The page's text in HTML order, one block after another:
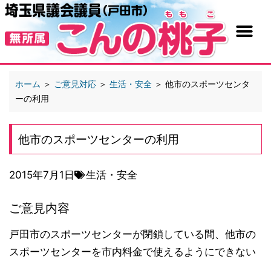
ホーム ＞ ご意見対応 ＞ 生活・安全 ＞ 他市のスポーツセンタ
ーの利用
他市のスポーツセンターの利用
2015年7月1日 生活・安全
ご意見内容
戸田市のスポーツセンターが閉鎖している間、他市の
スポーツセンターを市内料金で使えるようにできない